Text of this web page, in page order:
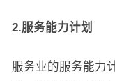
2.服务能力计划
服务业的服务能力